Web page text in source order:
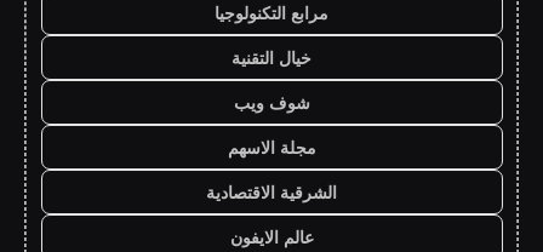
مرابع التكنولوجيا
خيال التقنية
شوف ويب
مجلة الاسهم
الشرقية الاقتصادية
عالم الايفون